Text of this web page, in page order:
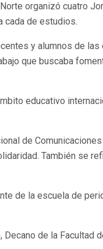
organizó cuatro
cada de estudios.
y alumnos de
que buscaba
educativo
de
También se
de la escuela de
de la